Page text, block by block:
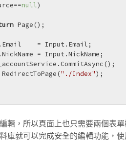
null)
Page();
RedirectToPage("./Index");
輯，所以頁面上也只需要兩個表
庫就可以完成安全的編輯功能，